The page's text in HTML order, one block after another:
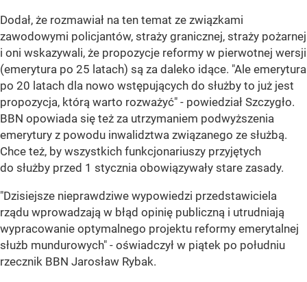
Dodał, że rozmawiał na ten temat ze związkami
zawodowymi policjantów, straży granicznej, straży pożarnej
i oni wskazywali, że propozycje reformy w pierwotnej wersji
(emerytura po 25 latach) są za daleko idące. "Ale emerytura
po 20 latach dla nowo wstępujących do służby to już jest
propozycja, którą warto rozważyć" - powiedział Szczygło.
BBN opowiada się też za utrzymaniem podwyższenia
emerytury z powodu inwalidztwa związanego ze służbą.
Chce też, by wszystkich funkcjonariuszy przyjętych
do służby przed 1 stycznia obowiązywały stare zasady.
"Dzisiejsze nieprawdziwe wypowiedzi przedstawiciela
rządu wprowadzają w błąd opinię publiczną i utrudniają
wypracowanie optymalnego projektu reformy emerytalnej
służb mundurowych" - oświadczył w piątek po południu
rzecznik BBN Jarosław Rybak.